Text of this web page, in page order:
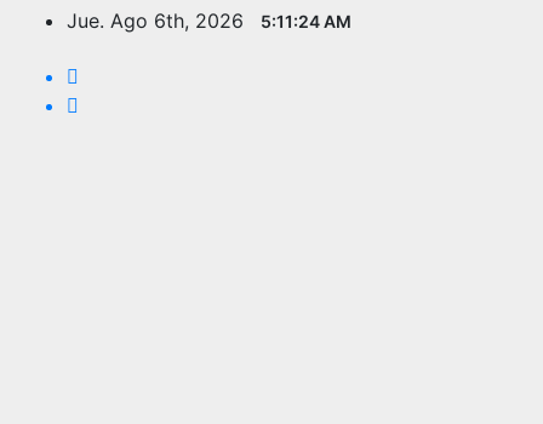
Saltar
contenido
Jue. Ago 6th, 2026 5:11:25 AM